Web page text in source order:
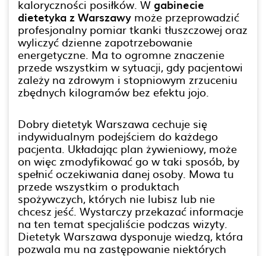
kaloryczności posiłków. W gabinecie
dietetyka z Warszawy może przeprowadzić
profesjonalny pomiar tkanki tłuszczowej oraz
wyliczyć dzienne zapotrzebowanie
energetyczne. Ma to ogromne znaczenie
przede wszystkim w sytuacji, gdy pacjentowi
zależy na zdrowym i stopniowym zrzuceniu
zbędnych kilogramów bez efektu jojo.
Dobry dietetyk Warszawa cechuje się
indywidualnym podejściem do każdego
pacjenta. Układając plan żywieniowy, może
on więc zmodyfikować go w taki sposób, by
spełnić oczekiwania danej osoby. Mowa tu
przede wszystkim o produktach
spożywczych, których nie lubisz lub nie
chcesz jeść. Wystarczy przekazać informacje
na ten temat specjaliście podczas wizyty.
Dietetyk Warszawa dysponuje wiedzą, która
pozwala mu na zastępowanie niektórych